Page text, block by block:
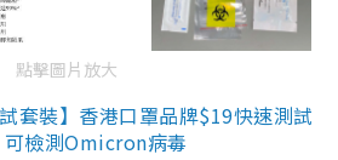
點擊圖片放大
套裝】香港口罩品牌$19快速測試
檢測Omicron病毒